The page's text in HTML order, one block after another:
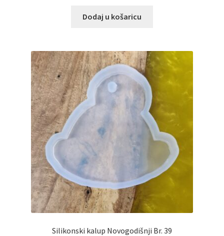
Dodaj u košaricu
Silikonski kalup Novogodišnji Br. 39